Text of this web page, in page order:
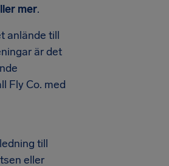
mer.
anlände till
är det
Fly Co. med
till
eller